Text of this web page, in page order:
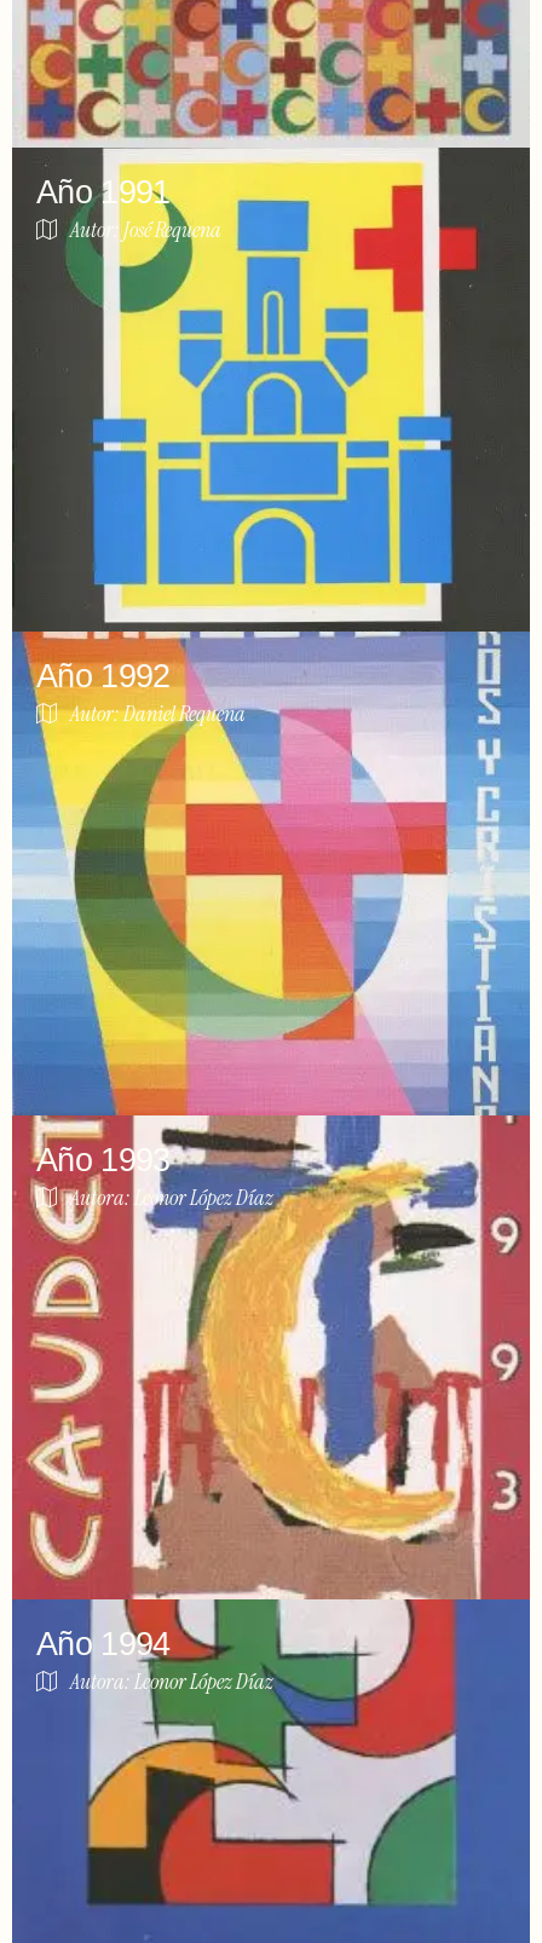
Año 1991
Autor: José Requena
Año 1992
Autor: Daniel Requena
Año 1993
Autora: Leonor López Díaz
Año 1994
Autora: Leonor López Díaz